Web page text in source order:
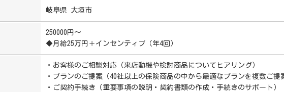
岐阜県 大垣市
250000円～
◆月給25万円＋インセンティブ（年4回）
・お客様のご相談対応（来店動機や検討商品についてヒアリング）
・プランのご提案（40社以上の保険商品の中から最適なプランを複数ご提
・ご契約手続き（重要事項の説明・契約書類の作成・手続きのサポート）